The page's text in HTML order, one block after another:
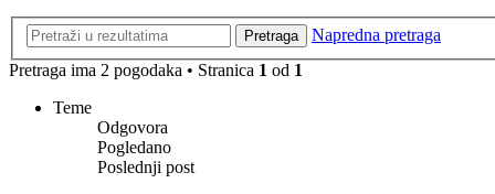
Pretraga
Napredna pretraga
Pretraga ima 2 pogodaka • Stranica 1 od 1
Teme
Odgovora
Pogledano
Poslednji post